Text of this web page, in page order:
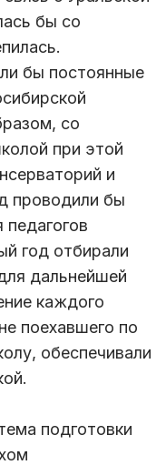
бы со
бы постоянные
со
при этой
и
проводили бы
год отбирали
дальнейшей
каждого
поехавшего по
обеспечивали
подготовки